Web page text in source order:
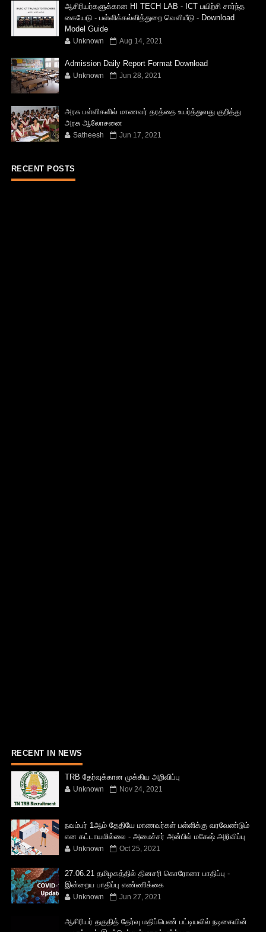
ஆசிரியர்களுக்கான HI TECH LAB - ICT பயிற்சி சார்ந்த
கையேடு - பள்ளிக்கல்வித்துறை வெளியீடு - Download
Model Guide
Unknown Aug 14, 2021
Admission Daily Report Format Download
Unknown Jun 28, 2021
அரசு பள்ளிகளில் மாணவர் தரத்தை உயர்த்துவது குறித்து
அரசு ஆலோசனை
Satheesh Jun 17, 2021
RECENT POSTS
RECENT IN NEWS
TRB தேர்வுக்கான முக்கிய அறிவிப்பு
Unknown Nov 24, 2021
நவம்பர் 1ஆம் தேதியே மாணவர்கள் பள்ளிக்கு வரவேண்டும்
என கட்டாயமில்லை - அமைச்சர் அன்பில் மகேஷ் அறிவிப்பு
Unknown Oct 25, 2021
27.06.21 தமிழகத்தில் தினசரி கொரோனா பாதிப்பு -
இன்றைய பாதிப்பு எண்ணிக்கை
Unknown Jun 27, 2021
ஆசிரியர் தகுதித் தேர்வு மதிப்பெண் பட்டியலில் நடிகையின்